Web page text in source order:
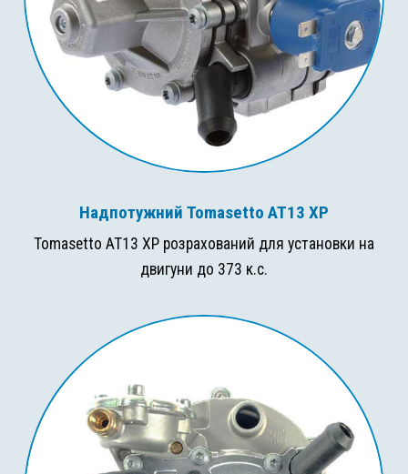
Надпотужний Tomasetto AT13 XP
Tomasetto AT13 XP розрахований для установки на
двигуни до 373 к.с.